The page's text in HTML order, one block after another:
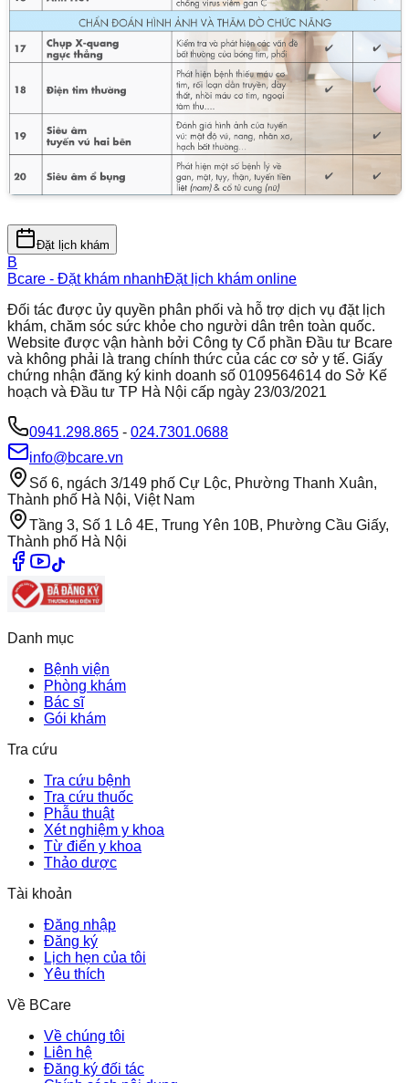
Đặt lịch khám
B
Bcare - Đặt khám nhanhĐặt lịch khám online
Đối tác được ủy quyền phân phối và hỗ trợ dịch vụ đặt lịch
khám, chăm sóc sức khỏe cho người dân trên toàn quốc.
Website được vận hành bởi Công ty Cổ phần Đầu tư Bcare
và không phải là trang chính thức của các cơ sở y tế. Giấy
chứng nhận đăng ký kinh doanh số 0109564614 do Sở Kế
hoạch và Đầu tư TP Hà Nội cấp ngày 23/03/2021
0941.298.865 - 024.7301.0688
info@bcare.vn
Số 6, ngách 3/149 phố Cự Lộc, Phường Thanh Xuân,
Thành phố Hà Nội, Việt Nam
Tầng 3, Số 1 Lô 4E, Trung Yên 10B, Phường Cầu Giấy,
Thành phố Hà Nội
Danh mục
Bệnh viện
Phòng khám
Bác sĩ
Gói khám
Tra cứu
Tra cứu bệnh
Tra cứu thuốc
Phẫu thuật
Xét nghiệm y khoa
Từ điển y khoa
Thảo dược
Tài khoản
Đăng nhập
Đăng ký
Lịch hẹn của tôi
Yêu thích
Về BCare
Về chúng tôi
Liên hệ
Đăng ký đối tác